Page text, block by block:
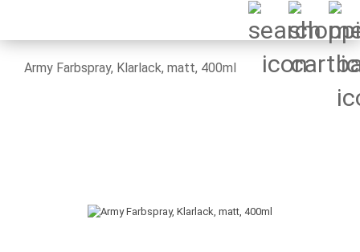
Army Farbspray, Klarlack, matt, 400ml